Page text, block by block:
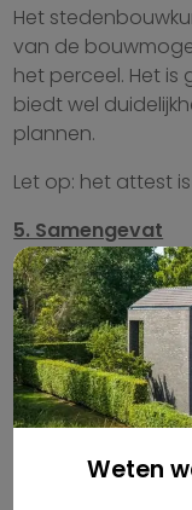
Weten
Het
van de
het perceel. Het
biedt wel
plannen.
Let op: het attest
5. Samengevat
Niet elk perceel is
dus grondig na:
in welke
of aan de
voldaan;
welke